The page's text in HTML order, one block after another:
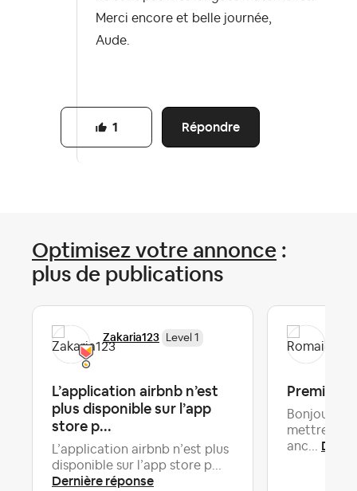
Merci encore et belle journée,
Aude.
Répondre
1
Optimisez votre annonce :
plus de publications
Zakaria123 Level 1
L’application airbnb n’est
plus disponible sur l’app
store p...
L’application airbnb n’est plus
disponible sur l’app store p...
Dernière réponse
Premiers
Bonjour à
mettre
anc...